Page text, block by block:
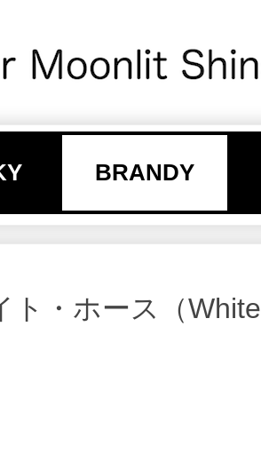
BRANDY
ト・ホース（